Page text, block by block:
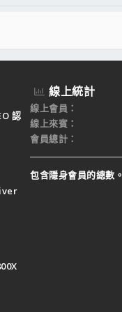
認
線上統計
線上會員
線上來賓
會員總計
包含隱身會員的總數。